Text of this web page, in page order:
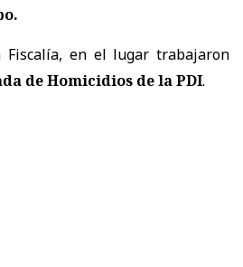
Fiscalía, en el lugar trabajaron
de Homicidios de la PDI.